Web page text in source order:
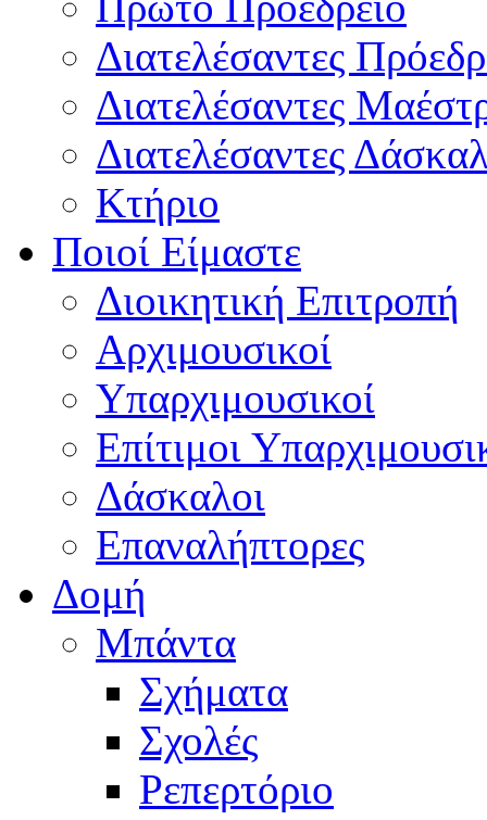
Διατελέσαντες
Διατελέσαντες
Διατελέσαντες
Κτήριο
Ποιοί Είμαστε
Διοικητική Επιτροπή
Aρχιμουσικοί
Υπαρχιμουσικοί
Επίτιμοι
Δάσκαλοι
Επαναλήπτορες
Δομή
Μπάντα
Σχήματα
Σχολές
Ρεπερτόριο